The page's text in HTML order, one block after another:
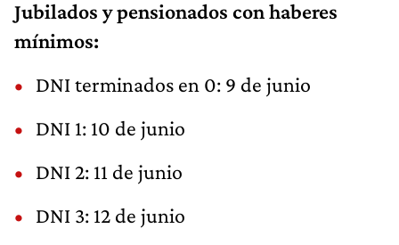
Jubilados y pensionados con haberes
mínimos:
DNI terminados en 0: 9 de junio
DNI 1: 10 de junio
DNI 2: 11 de junio
DNI 3: 12 de junio